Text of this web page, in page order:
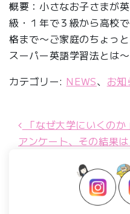
概要：小さなお子さまが
級・１年で３級から高校
格まで〜ご家庭のちょっ
スーパー英語学習法とは〜
カテゴリー: NEWS、 お
投稿ナビゲー
「なぜ大学にいくの
アンケート、その結果は